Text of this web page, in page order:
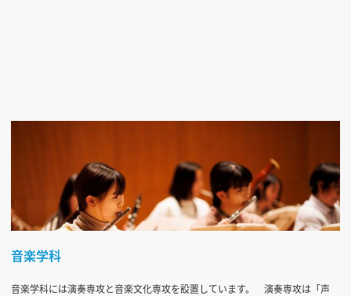
音楽学科
音楽学科には演奏専攻と音楽文化専攻を設置しています。 演奏専攻は「声